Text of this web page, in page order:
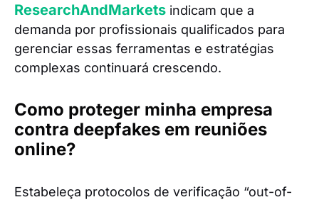
ResearchAndMarkets indicam que a
demanda por profissionais qualificados para
gerenciar essas ferramentas e estratégias
complexas continuará crescendo.
Como proteger minha empresa
contra deepfakes em reuniões
online?
Estabeleça protocolos de verificação “out-of-